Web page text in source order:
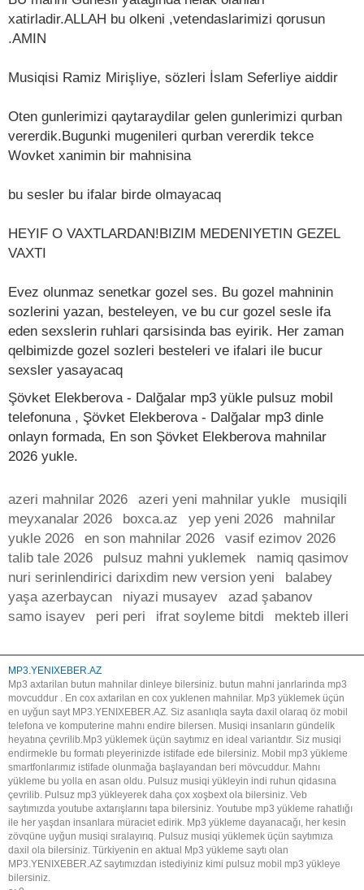
xatirladir.ALLAH bu olkeni ,vetendaslarimizi qorusun
.AMIN
Musiqisi Ramiz Mirişliye, sözleri İslam Seferliye aiddir
Oten gunlerimizi qaytaraydilar gelen gunlerimizi qurban
vererdik.Bugunki mugenileri qurban vererdik tekce
Wovket xanimin bir mahnisina
bu sesler bu ifalar birde olmayacaq
HEYIF O VAXTLARDAN!BIZIM MEDENIYETIN GEZEL
VAXTI
Evez olunmaz senetkar gozel ses. Bu gozel mahninin
sozlerini yazan, besteleyen, ve bu cur gozel sesle ifa
eden sexslerin ruhlari qarsisinda bas eyirik. Her zaman
qelbimizde gozel sozleri besteleri ve ifalari ile bucur
sexsler yasayacaq
Şövket Elekberova - Dalğalar mp3 yükle pulsuz mobil
telefonuna , Şövket Elekberova - Dalğalar mp3 dinle
onlayn formada, En son Şövket Elekberova mahnilar
2026 yukle.
azeri mahnilar 2026 azeri yeni mahnilar yukle
musiqili
meyxanalar 2026
boxca.az yep yeni 2026
mahnilar
yukle 2026
en son mahnilar 2026
vasif ezimov 2026
talib tale 2026
pulsuz mahni yuklemek
namiq qasimov
nuri serinlendirici darixdim new version yeni
balabey
yaşa azerbaycan
niyazi musayev
azad şabanov
samo isayev
peri peri ifrat soyleme bitdi mekteb illeri
MP3.YENIXEBER.AZ
Mp3 axtarilan butun mahnilar dinleye bilersiniz. butun mahni janrlarinda mp3
movcuddur . En cox axtarilan en cox yuklenen mahnilar. Mp3 yüklemek üçün
en uyğun sayt MP3.YENIXEBER.AZ. Siz asanlıqla sayta daxil olaraq öz mobil
telefona ve komputerine mahnı endire bilersen. Musiqi insanların gündelik
heyatına çevrilib.Mp3 yüklemek üçün saytımız en ideal variantdır. Siz musiqi
endirmekle bu formatı pleyerinizde istifade ede bilersiniz. Mobil mp3 yükleme
smartfonlarımız istifade olunmağa başlayandan beri mövcuddur. Mahnı
yükleme bu yolla en asan oldu. Pulsuz musiqi yükleyin indi ruhun qidasına
çevrilib. Pulsuz mp3 yükleyerek daha çox xoşbext ola bilersiniz. Veb
saytımızda youtube axtarışlarını tapa bilersiniz. Youtube mp3 yükleme rahatlığı
ile her yaşdan insanlara müraciet edirik. Mp3 yükleme dayanacağı, her kesin
zövqüne uyğun musiqi sıralayırıq. Pulsuz musiqi yüklemek üçün saytımıza
daxil ola bilersiniz. Türkiyenin en aktual Mp3 yükleme saytı olan
MP3.YENIXEBER.AZ saytımızdan istediyiniz kimi pulsuz mobil mp3 yükleye
bilersiniz.